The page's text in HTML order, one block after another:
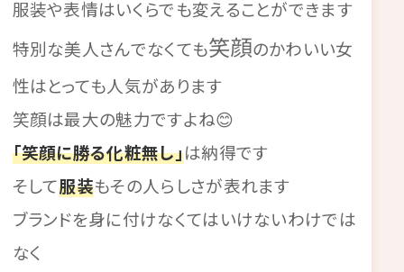
服装や表情はいくらでも変えることができます
特別な美人さんでなくても笑顔のかわいい女
性はとっても人気があります
笑顔は最大の魅力ですよね😊
「笑顔に勝る化粧無し」は納得です
そして服装もその人らしさが表れます
ブランドを身に付けなくてはいけないわけでは
なく